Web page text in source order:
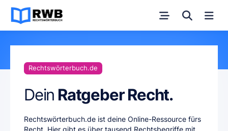
Rechtswörterbuch.de
Dein Ratgeber Recht.
Rechtswörterbuch.de ist deine Online-Ressource fürs